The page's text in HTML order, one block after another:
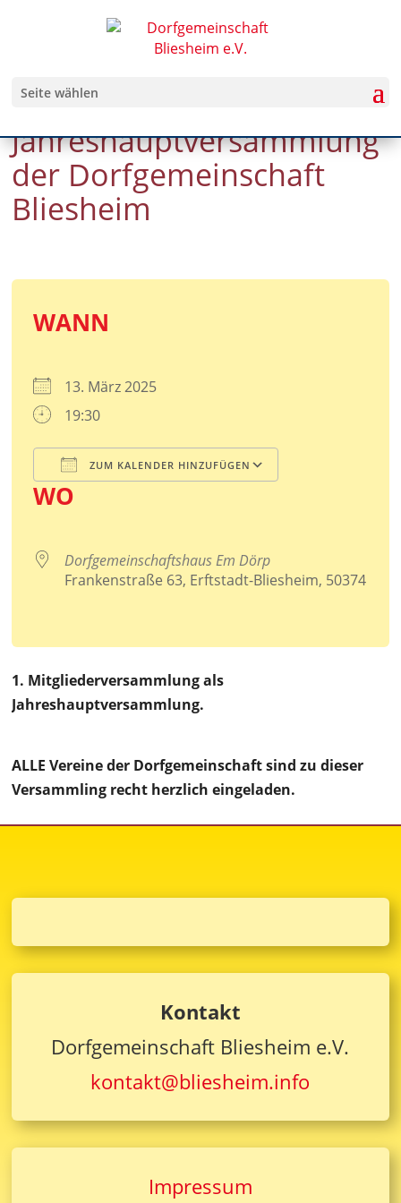
Seite wählen
Jahreshauptversammlung
der Dorfgemeinschaft
Bliesheim
WANN
13. März 2025
19:30
ZUM KALENDER HINZUFÜGEN
ICS herunterladen
WO
Dorfgemeinschaftshaus Em Dörp
Frankenstraße 63, Erftstadt-Bliesheim, 50374
1. Mitgliederversammlung als
Jahreshauptversammlung.
ALLE Vereine der Dorfgemeinschaft sind zu dieser
Versammling recht herzlich eingeladen.
Kontakt
Dorfgemeinschaft Bliesheim e.V.
kontakt@bliesheim.info
Impressum